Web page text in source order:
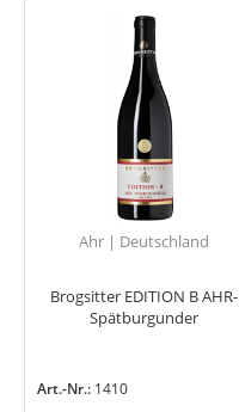
Ahr | Deutschland
Brogsitter EDITION B AHR-
Spätburgunder
Art.-Nr.: 1410